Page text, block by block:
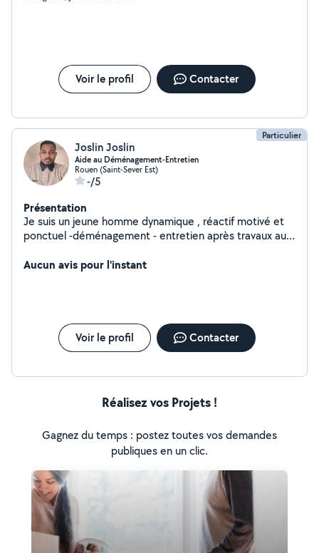
Voir le profil Contacter
Particulier
Joslin Joslin
Aide au Déménagement-Entretien
Rouen (Saint-Sever Est)
-/5
Présentation
Je suis un jeune homme dynamique , réactif motivé et
ponctuel -déménagement - entretien après travaux au
Aucun avis pour l'instant
Voir le profil Contacter
Réalisez vos Projets !
Gagnez du temps : postez toutes vos demandes
publiques en un clic.